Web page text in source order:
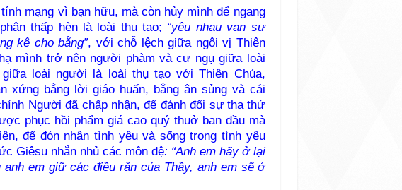
mạng vì bạn hữu, mà còn hủy mình để ngang
thấp hèn là loài thụ tạo; “yêu nhau vạn sự
kê cho bằng”, với chỗ lệch giữa ngôi vị Thiên
mình trở nên người phàm và cư ngụ giữa loài
loài người là loài thụ tạo với Thiên Chúa,
xứng bằng lời giáo huấn, bằng ân sủng và cái
Người đã chấp nhận, để đánh đổi sự tha thứ
phục hồi phẩm giá cao quý thuở ban đầu mà
để đón nhận tình yêu và sống trong tình yêu
Giêsu nhắn nhủ các môn đệ: “Anh em hãy ở lại
em giữ các điều răn của Thầy, anh em sẽ ở